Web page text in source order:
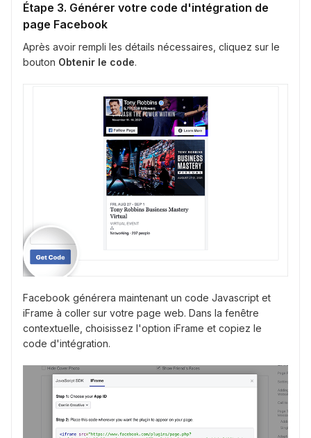
Étape 3. Générer votre code d'intégration de
page Facebook
Après avoir rempli les détails nécessaires, cliquez sur le
bouton Obtenir le code.
Facebook générera maintenant un code Javascript et
iFrame à coller sur votre page web. Dans la fenêtre
contextuelle, choisissez l'option iFrame et copiez le
code d'intégration.